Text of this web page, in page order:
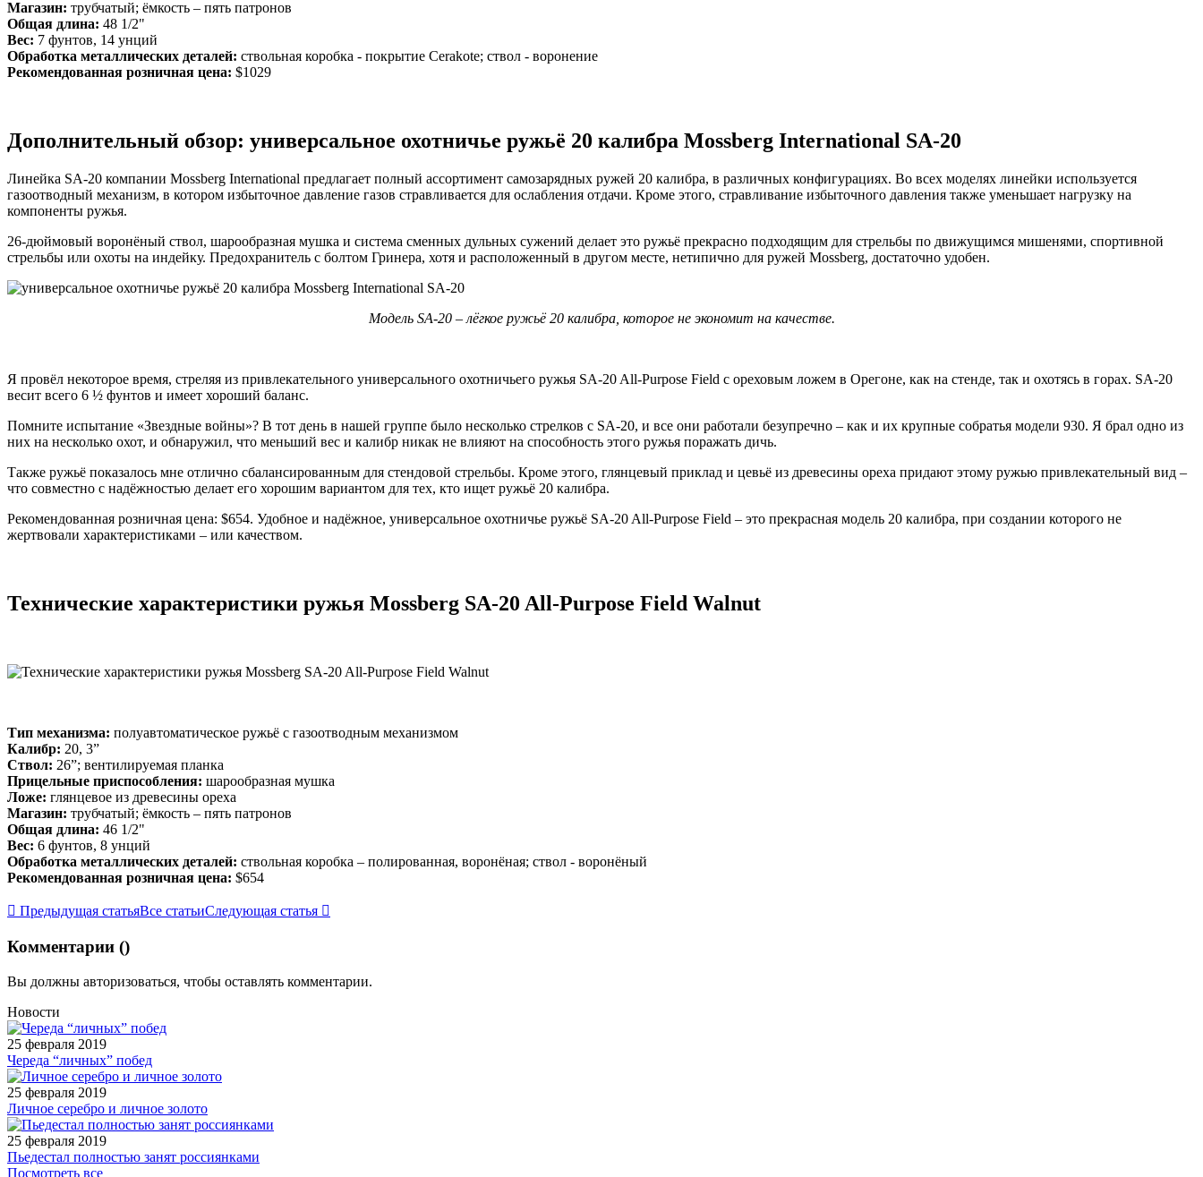
Магазин: трубчатый; ёмкость – пять патронов
Общая длина: 48 1/2"
Вес: 7 фунтов, 14 унций
Обработка металлических деталей: ствольная коробка - покрытие Cerakote; ствол - воронение
Рекомендованная розничная цена: $1029
Дополнительный обзор: универсальное охотничье ружьё 20 калибра Mossberg International SA-20
Линейка SA-20 компании Mossberg International предлагает полный ассортимент самозарядных ружей 20 калибра, в различных конфигурациях. Во всех моделях линейки используется
газоотводный механизм, в котором избыточное давление газов стравливается для ослабления отдачи. Кроме этого, стравливание избыточного давления также уменьшает нагрузку на
компоненты ружья.
26-дюймовый воронёный ствол, шарообразная мушка и система сменных дульных сужений делает это ружьё прекрасно подходящим для стрельбы по движущимся мишенями, спортивной
стрельбы или охоты на индейку. Предохранитель с болтом Гринера, хотя и расположенный в другом месте, нетипично для ружей Mossberg, достаточно удобен.
Модель SA-20 – лёгкое ружьё 20 калибра, которое не экономит на качестве.
Я провёл некоторое время, стреляя из привлекательного универсального охотничьего ружья SA-20 All-Purpose Field с ореховым ложем в Орегоне, как на стенде, так и охотясь в горах. SA-20
весит всего 6 ½ фунтов и имеет хороший баланс.
Помните испытание «Звездные войны»? В тот день в нашей группе было несколько стрелков с SA-20, и все они работали безупречно – как и их крупные собратья модели 930. Я брал одно из
них на несколько охот, и обнаружил, что меньший вес и калибр никак не влияют на способность этого ружья поражать дичь.
Также ружьё показалось мне отлично сбалансированным для стендовой стрельбы. Кроме этого, глянцевый приклад и цевьё из древесины ореха придают этому ружью привлекательный вид –
что совместно с надёжностью делает его хорошим вариантом для тех, кто ищет ружьё 20 калибра.
Рекомендованная розничная цена: $654. Удобное и надёжное, универсальное охотничье ружьё SA-20 All-Purpose Field – это прекрасная модель 20 калибра, при создании которого не
жертвовали характеристиками – или качеством.
Технические характеристики ружья Mossberg SA-20 All-Purpose Field Walnut
Тип механизма: полуавтоматическое ружьё с газоотводным механизмом
Калибр: 20, 3”
Ствол: 26”; вентилируемая планка
Прицельные приспособления: шарообразная мушка
Ложе: глянцевое из древесины ореха
Магазин: трубчатый; ёмкость – пять патронов
Общая длина: 46 1/2"
Вес: 6 фунтов, 8 унций
Обработка металлических деталей: ствольная коробка – полированная, воронёная; ствол - воронёный
Рекомендованная розничная цена: $654
Предыдущая статьяВсе статьиСледующая статья
Комментарии ()
Вы должны авторизоваться, чтобы оставлять комментарии.
Новости
25 февраля 2019
Череда “личных” побед
25 февраля 2019
Личное серебро и личное золото
25 февраля 2019
Пьедестал полностью занят россиянками
Посмотреть все